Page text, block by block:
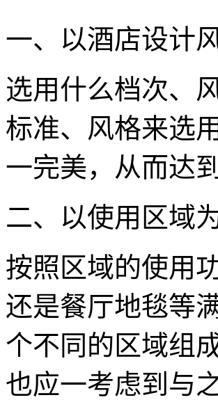
一、以酒店设计
选用什么档次、
标准、风格来选
一完美，从而达
二、以使用区域
按照区域的使用
还是餐厅地毯等
个不同的区域组
也应一考虑到与